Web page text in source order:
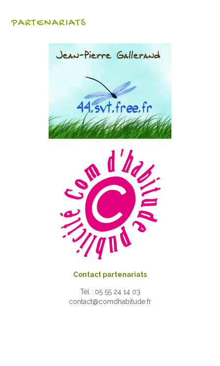
PARTENARIATS
Contact partenariats
Tél : 05 55 24 14 03
contact@comdhabitude.fr